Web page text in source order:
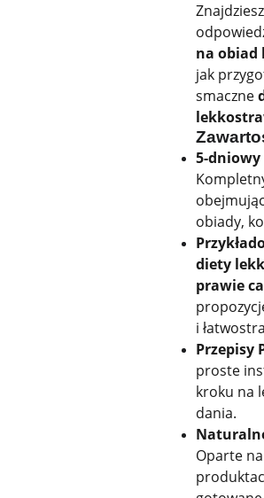
na obiad
jak
smaczne
5-dniowy
obiady,
diety
prawie
i
Przepisy
proste
kroku na
dania.
Oparte